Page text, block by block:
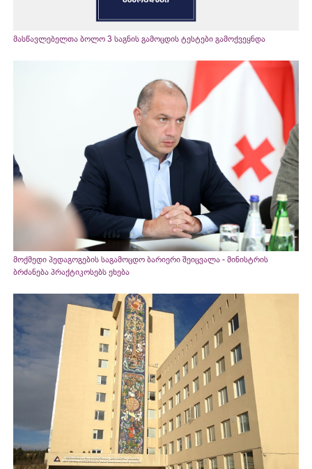
მასწავლებელთა ბოლო 3 საგნის გამოცდის ტესტები გამოქვეყნდა
მოქმედი პედაგოგების საგამოცდო ბარიერი შეიცვალა - მინისტრის
ბრძანება პრაქტიკოსებს ეხება